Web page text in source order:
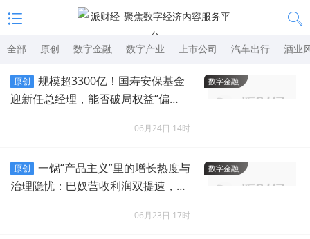
全部 原创 数字金融 数字产业 上市公司 汽车出行 酒业
数字金融
原创
规模超3300亿！国寿安保基金
迎新任总经理，能否破局权益“偏
06月24日 14时
数字金融
原创
一锅“产品主义”里的增长热度与
治理隐忧：巴奴营收利润双提速，客
06月23日 17时